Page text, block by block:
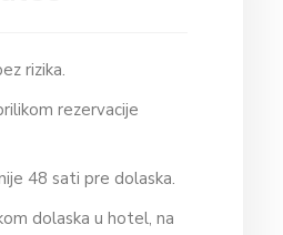
rizika.
rezervacije
48 sati pre dolaska.
dolaska u hotel, na